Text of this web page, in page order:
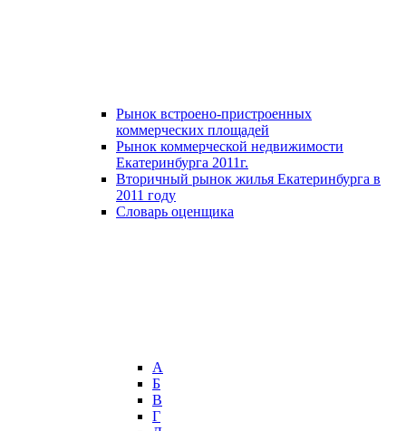
Рынок встроено-пристроенных
коммерческих площадей
Рынок коммерческой недвижимости
Екатеринбурга 2011г.
Вторичный рынок жилья Екатеринбурга в
2011 году
Словарь оценщика
А
Б
В
Г